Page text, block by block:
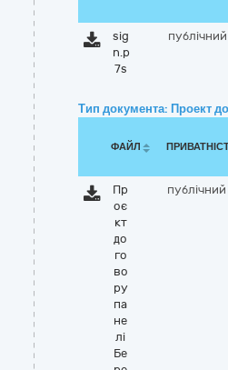
sig
n.p
7s
публічний
Тип документа: Проект
ФАЙЛ
Пр
оє
кт
до
го
во
ру
па
не
лі
Бе
публічний